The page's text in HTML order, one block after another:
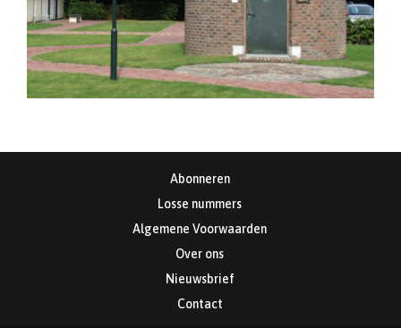
Abonneren
Losse nummers
Algemene Voorwaarden
Over ons
Nieuwsbrief
Contact